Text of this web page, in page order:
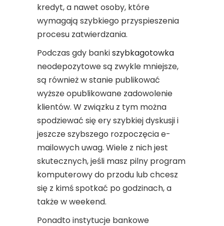
kredyt, a nawet osoby, które
wymagają szybkiego przyspieszenia
procesu zatwierdzania.
Podczas gdy bankiszybkagotowka
neodepozytowe są zwykle mniejsze,
są również w stanie publikować
wyższe opublikowane zadowolenie
klientów. W związku z tym można
spodziewać się ery szybkiej dyskusji i
jeszcze szybszego rozpoczęcia e-
mailowych uwag. Wiele z nich jest
skutecznych, jeśli masz pilny program
komputerowy do przodu lub chcesz
się z kimś spotkać po godzinach, a
także w weekend.
Ponadto instytucje bankowe